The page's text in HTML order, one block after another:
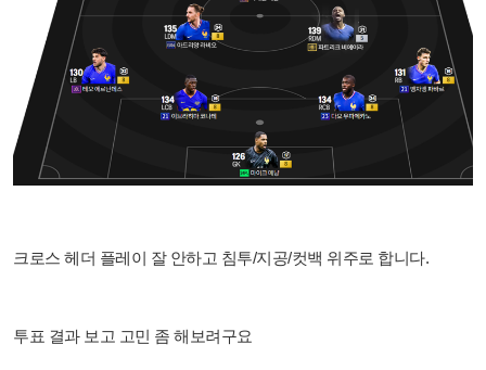
크로스 헤더 플레이 잘 안하고 침투/지공/컷백 위주로 합니다.
투표 결과 보고 고민 좀 해보려구요